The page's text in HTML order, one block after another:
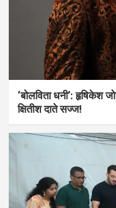
‘बोलविता धनी’: हृषिकेश
क्षितीश दाते सज्ज!